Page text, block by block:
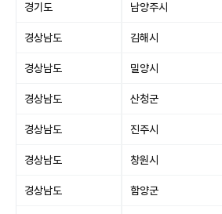
경기도 남양주시
경상남도 김해시
경상남도 밀양시
경상남도 산청군
경상남도 진주시
경상남도 창원시
경상남도 함양군